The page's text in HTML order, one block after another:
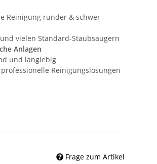
Reinigung runder & schwer
vielen Standard-Staubsaugern
Anlagen
und langlebig
Reinigungslösungen
Frage zum Artikel